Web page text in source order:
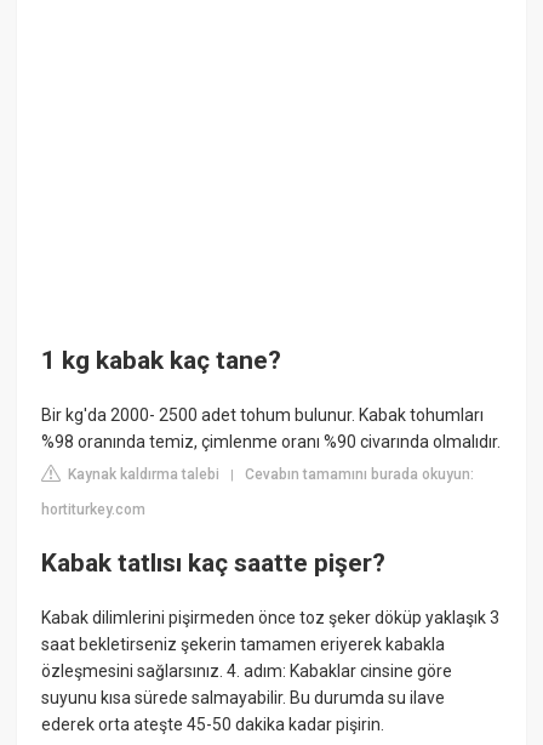
1 kg kabak kaç tane?
Bir kg'da 2000- 2500 adet tohum bulunur. Kabak tohumları
%98 oranında temiz, çimlenme oranı %90 civarında olmalıdır.
Kaynak kaldırma talebi |Cevabın tamamını burada okuyun:
hortiturkey.com
Kabak tatlısı kaç saatte pişer?
Kabak dilimlerini pişirmeden önce toz şeker döküp yaklaşık 3
saat bekletirseniz şekerin tamamen eriyerek kabakla
özleşmesini sağlarsınız. 4. adım: Kabaklar cinsine göre
suyunu kısa sürede salmayabilir. Bu durumda su ilave
ederek orta ateşte 45-50 dakika kadar pişirin.